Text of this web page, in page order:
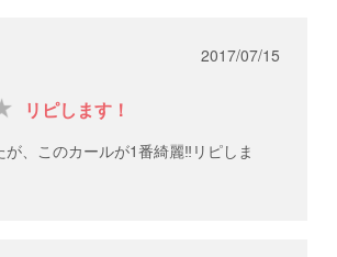
リピします！
2017/07/15
、このカールが1番綺麗‼リピしま